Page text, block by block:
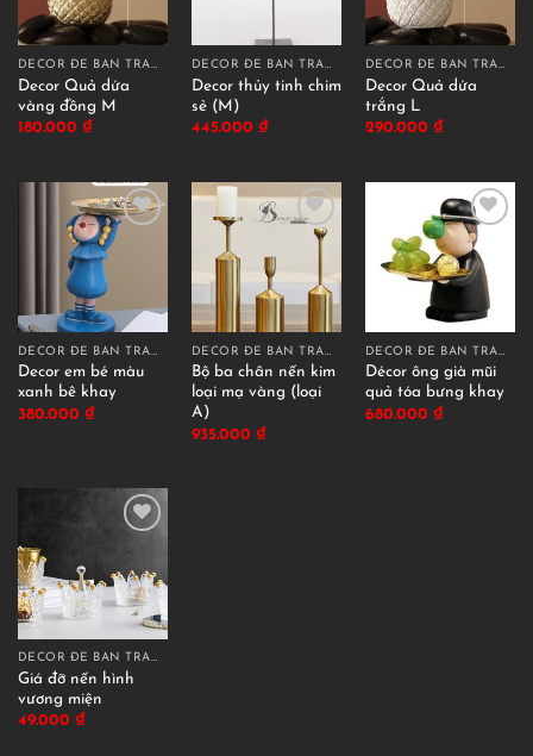
DECOR ĐỂ BÀN TRANG TRÍ
Decor Quả dứa
vàng đồng M
180.000 ₫
DECOR ĐỂ BÀN TRANG TRÍ
Decor thủy tinh chim
sẻ (M)
445.000 ₫
DECOR ĐỂ BÀN TRANG TRÍ
Decor Quả dứa
trắng L
290.000 ₫
DECOR ĐỂ BÀN TRANG TRÍ
Decor em bé màu
xanh bê khay
380.000 ₫
DECOR ĐỂ BÀN TRANG TRÍ
Bộ ba chân nến kim
loại mạ vàng (loại
A)
935.000 ₫
DECOR ĐỂ BÀN TRANG TRÍ
Décor ông già mũi
quả tóa bưng khay
680.000 ₫
DECOR ĐỂ BÀN TRANG TRÍ
Giá đỡ nến hình
vương miện
49.000 ₫